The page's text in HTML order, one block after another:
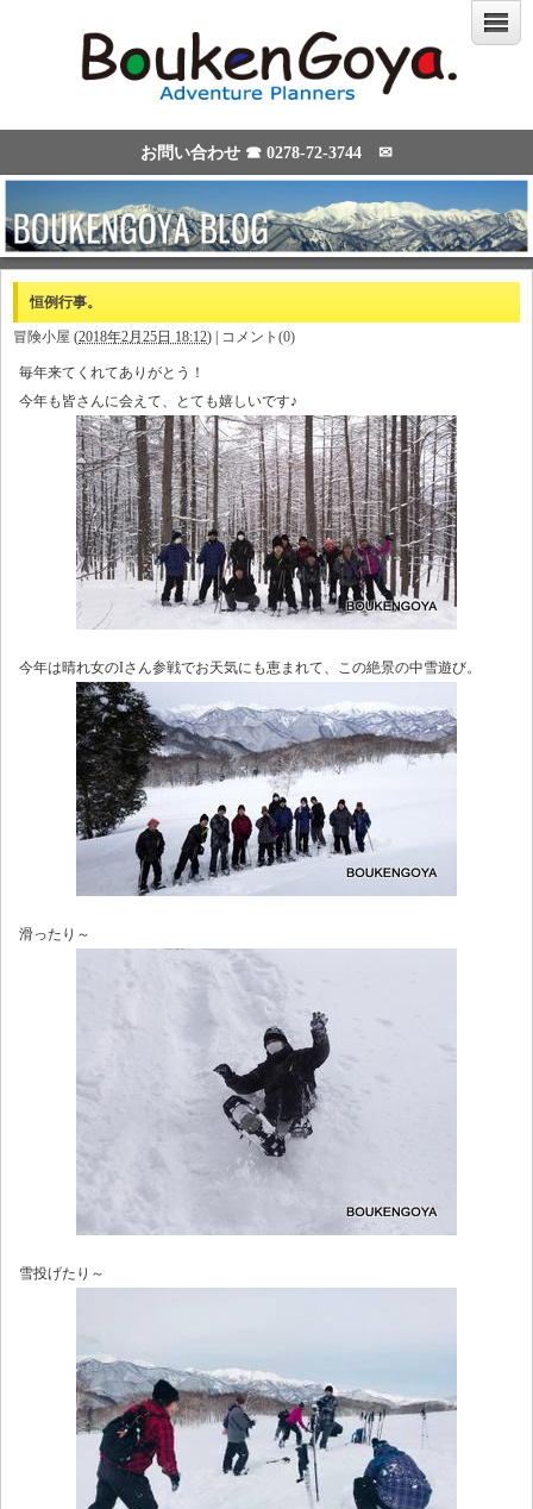
お問い合わせ ☎ 0278-72-3744 ✉
恒例行事。
冒険小屋 (2018年2月25日 18:12) | コメント(0)
毎年来てくれてありがとう！
今年も皆さんに会えて、とても嬉しいです♪
今年は晴れ女のIさん参戦でお天気にも恵まれて、この絶景の中雪遊び。
滑ったり～
雪投げたり～